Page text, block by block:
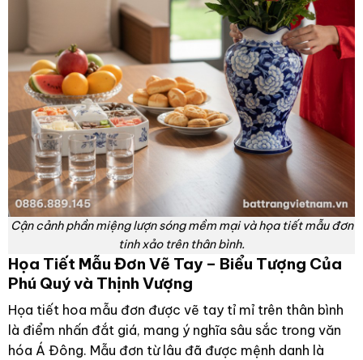
Cận cảnh phần miệng lượn sóng mềm mại và họa tiết mẫu đơn
tinh xảo trên thân bình.
Họa Tiết Mẫu Đơn Vẽ Tay – Biểu Tượng Của
Phú Quý và Thịnh Vượng
Họa tiết hoa mẫu đơn được vẽ tay tỉ mỉ trên thân bình
là điểm nhấn đắt giá, mang ý nghĩa sâu sắc trong văn
hóa Á Đông. Mẫu đơn từ lâu đã được mệnh danh là